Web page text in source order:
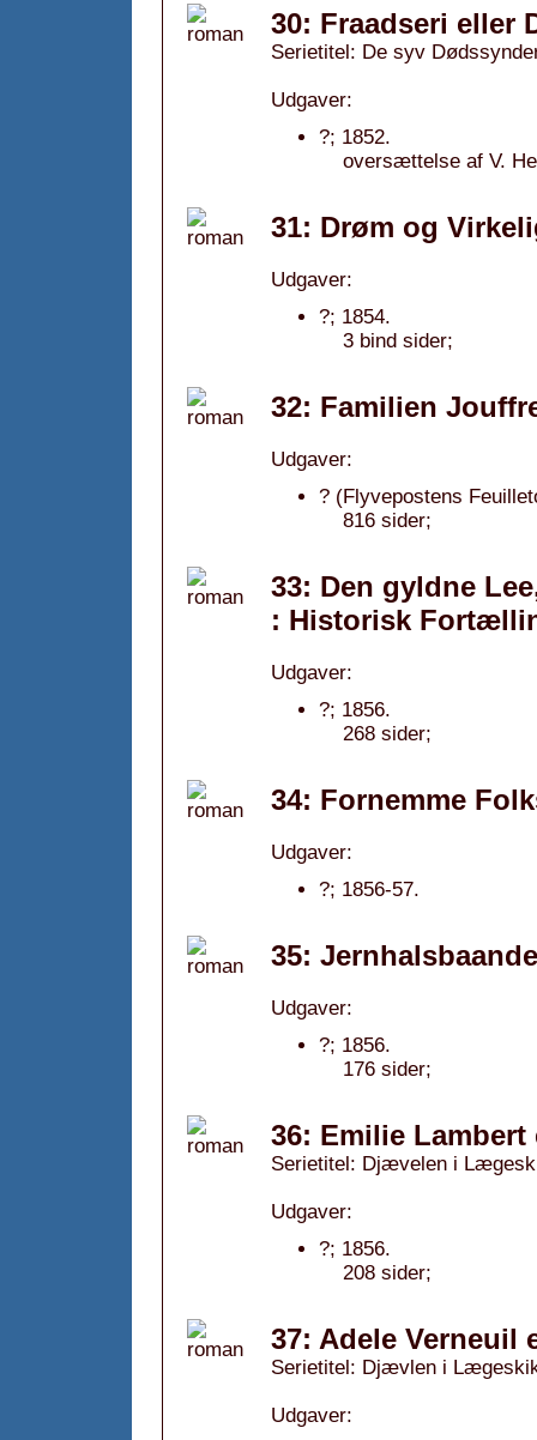
30: Fraadseri eller
Serietitel: De syv
Udgaver:
?; 1852.
oversættelse af V.
31: Drøm og
Udgaver:
?; 1854.
3 bind sider;
32: Familien
Udgaver:
? (Flyvepostens
816 sider;
33: Den gyldne
: Historisk
Udgaver:
?; 1856.
268 sider;
34: Fornemme
Udgaver:
?; 1856-57.
35:
Udgaver:
?; 1856.
176 sider;
36: Emilie Lambert
Serietitel: Djævelen i
Udgaver:
?; 1856.
208 sider;
37: Adele Verneuil
Serietitel: Djævlen i
Udgaver: